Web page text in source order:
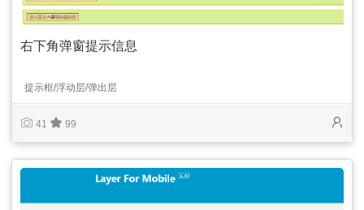
右下角弹窗提示信息
提示框/浮动层/弹出层
41 99